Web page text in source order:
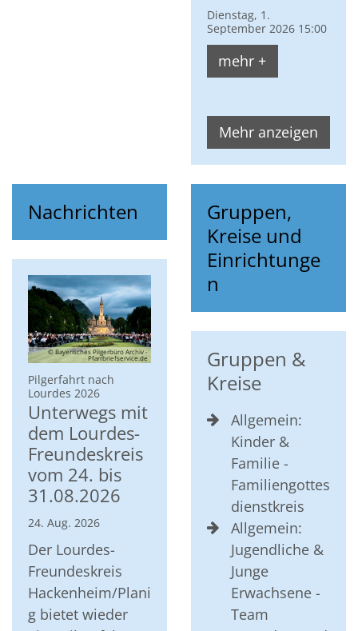
Dienstag, 1.
September 2026 15:00
mehr +
Mehr anzeigen
Nachrichten
© Bayerisches Pilgerbüro Archiv -
Pfarrbriefservice.de
Pilgerfahrt nach
Lourdes 2026:
Unterwegs mit
dem Lourdes-
Freundeskreis
vom 24. bis
31.08.2026
24. Aug. 2026
Der Lourdes-
Freundeskreis
Hackenheim/Plani
g bietet wieder
Gruppen,
Kreise und
Einrichtunge
n
Gruppen &
Kreise
Allgemein:
Kinder &
Familie -
Familiengottes
dienstkreis
Allgemein:
Jugendliche &
Junge
Erwachsene -
Team